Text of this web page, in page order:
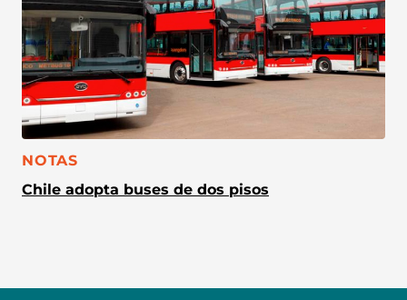
CATEGORÍA:
NOTAS
Chile adopta buses de dos pisos